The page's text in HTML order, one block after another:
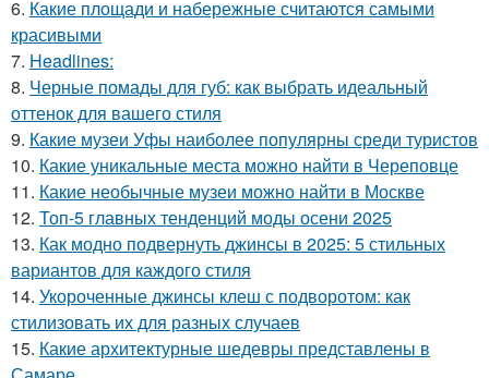
6. Какие площади и набережные считаются самыми
красивыми
7. Headlines:
8. Черные помады для губ: как выбрать идеальный
оттенок для вашего стиля
9. Какие музеи Уфы наиболее популярны среди туристов
10. Какие уникальные места можно найти в Череповце
11. Какие необычные музеи можно найти в Москве
12. Топ-5 главных тенденций моды осени 2025
13. Как модно подвернуть джинсы в 2025: 5 стильных
вариантов для каждого стиля
14. Укороченные джинсы клеш с подворотом: как
стилизовать их для разных случаев
15. Какие архитектурные шедевры представлены в